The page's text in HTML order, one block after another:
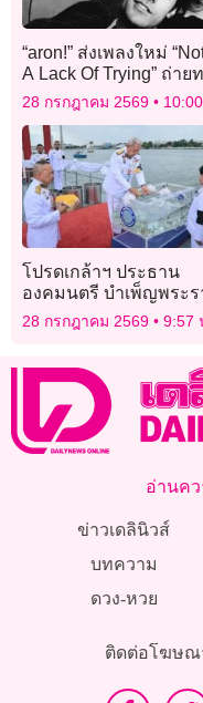
“aron!” ส่งเพลงใหม่
A Lack Of Trying” ถ่าย
ความรักความทรงจำสุด
28 กรกฎาคม 2569
โปรดเกล้าฯ ประธาน
องคมนตรี บำเพ็ญพระร
กุศลปล่อยโค-นก-ปลา วั
เฉลิมพระชนมพรรษา
28 กรกฎาคม 2569 9:57
อ่านคว
ข่าวเดลินิวส์
บทความ
ดวง-หวย
ติดต่อโฆษณ